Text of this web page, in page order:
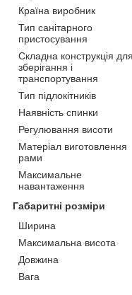
Країна виробник
Тип санітарного
пристосування
Складна конструкція для
зберігання і
транспортування
Тип підлокітників
Наявність спинки
Регулювання висоти
Матеріал виготовлення
рами
Максимальне
навантаження
Габаритні розміри
Ширина
Максимальна висота
Довжина
Вага